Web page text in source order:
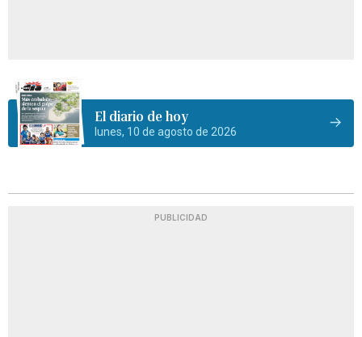
El diario de hoy
lunes, 10 de agosto de 2026
PUBLICIDAD